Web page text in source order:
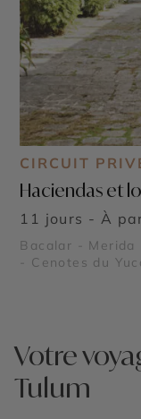
CIRCUIT
Haciendas et
11 jours - À
Bacalar - Merida
- Cenotes du
Votre
Tulum